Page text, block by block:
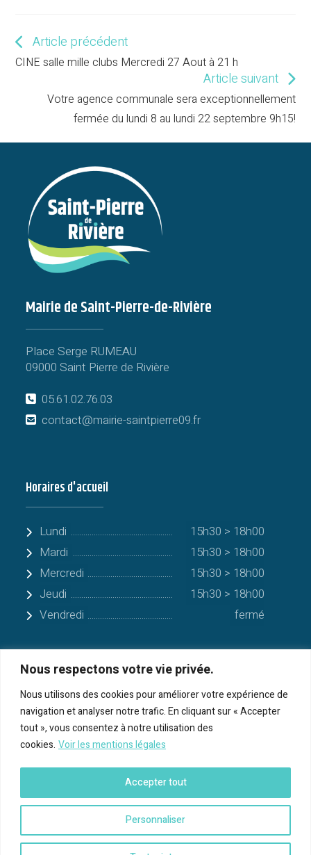
Nous respectons votre vie privée.
Nous utilisons des cookies pour améliorer votre expérience de
navigation et analyser notre trafic. En cliquant sur « Accepter
tout », vous consentez à notre utilisation des
cookies. Voir les mentions légales
Personnaliser
Accepter tout
Read
articles
Article précédent
CINE salle mille clubs Mercredi 27 Aout à 21 h
Article suivant
Votre agence communale sera exceptionnellement
fermée du lundi 8 au lundi 22 septembre 9h15!
Mairie de Saint-Pierre-de-Rivière
Place Serge RUMEAU
09000 Saint Pierre de Rivière
05.61.02.76.03
contact@mairie-saintpierre09.fr
Horaires d'accueil
Lundi
15h30 > 18h00
Mardi
15h30 > 18h00
Mercredi
15h30 > 18h00
Jeudi
15h30 > 18h00
Vendredi
fermé
Quelques communes alentours
Serres-sur-Arget
Bénac
Foix